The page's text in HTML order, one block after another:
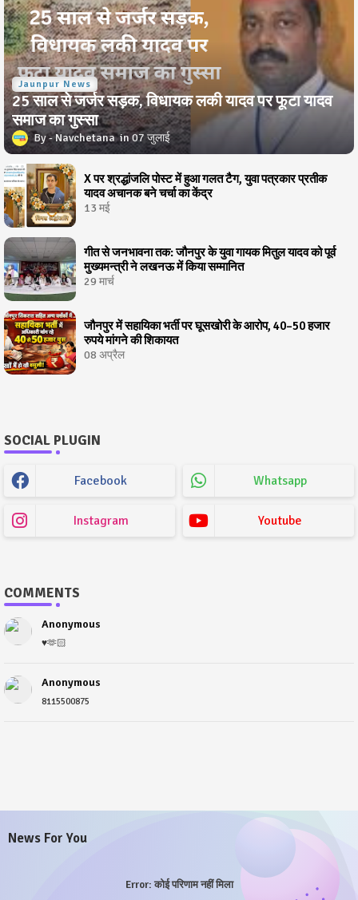
Jaunpur News
25 साल से जर्जर सड़क, विधायक लकी यादव पर फूटा यादव
समाज का गुस्सा
Navchetana 07 जुलाई
X पर श्रद्धांजलि पोस्ट में हुआ गलत टैग, युवा पत्रकार प्रतीक
यादव अचानक बने चर्चा का केंद्र
13 मई
गीत से जनभावना तक: जौनपुर के युवा गायक मितुल यादव को पूर्व
मुख्यमन्त्री ने लखनऊ में किया सम्मानित
29 मार्च
जौनपुर में सहायिका भर्ती पर घूसखोरी के आरोप, 40–50 हजार
रुपये मांगने की शिकायत
08 अप्रैल
SOCIAL PLUGIN
Facebook Whatsapp
Instagram Youtube
COMMENTS
Anonymous
♥️🫶🏻
Anonymous
8115500875
News For You
Error: कोई परिणाम नहीं मिला